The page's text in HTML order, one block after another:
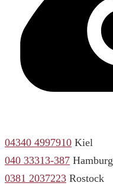
04340 4997910 Kiel
040 33313-387 Hamburg
0381 2037223 Rostock